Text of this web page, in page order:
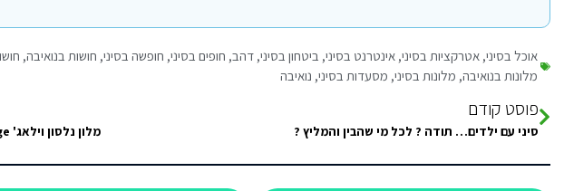
אוכל בסיני, אטרקציות בסיני, אינטרנט בסיני, ביטחון בסיני, דהב, חופים בסיני, חופשה בסיני, חושות בנואיבה,
מלונות בנואיבה, מלונות בסיני, מסעדות בסיני, נואיבה
פוסט קודם
סיני עם ילדים… תודה ? לכל מי שהבין והמליץ ?